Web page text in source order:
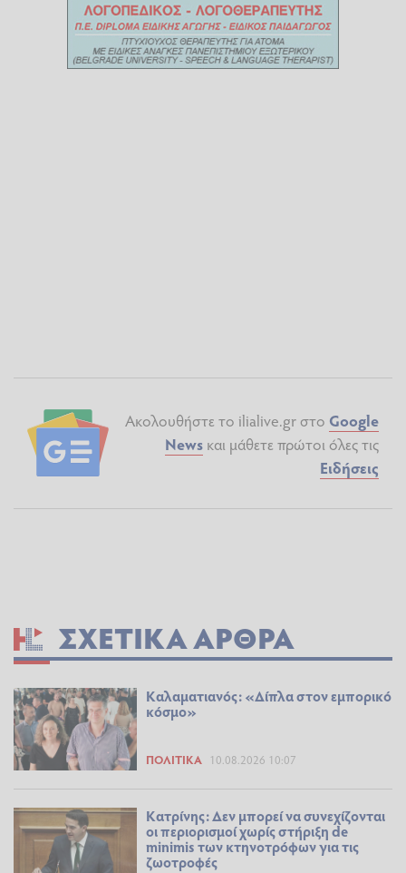
Ακολουθήστε το ilialive.gr στο Google
News και μάθετε πρώτοι όλες τις
Ειδήσεις
ΣΧΕΤΙΚΆ ΆΡΘΡΑ
Καλαματιανός: «Δίπλα στον εμπορικό
κόσμο»
ΠΟΛΙΤΙΚΆ 10.08.2026 10:07
Κατρίνης: Δεν μπορεί να συνεχίζονται
οι περιορισμοί χωρίς στήριξη de
minimis των κτηνοτρόφων για τις
ζωοτροφές